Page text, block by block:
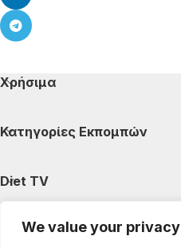
We value your privacy
Χρήσιμα
Κατηγορίες Εκπομπών
Diet TV
Κατηγορίες Άρθρων